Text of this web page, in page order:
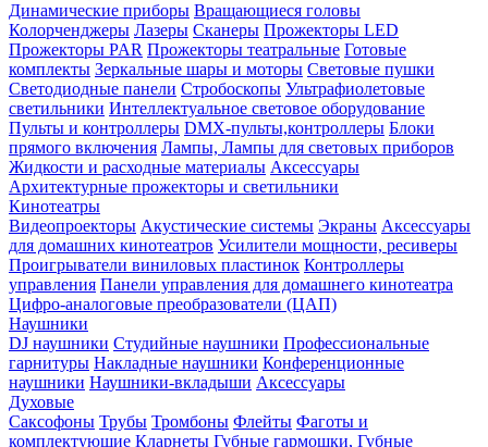
Динамические приборы Вращающиеся головы
Колорченджеры Лазеры Сканеры Прожекторы LED
Прожекторы PAR Прожекторы театральные Готовые
комплекты Зеркальные шары и моторы Световые пушки
Светодиодные панели Стробоскопы Ультрафиолетовые
светильники Интеллектуальное световое оборудование
Пульты и контроллеры DMX-пульты,контроллеры Блоки
прямого включения Лампы, Лампы для световых приборов
Жидкости и расходные материалы Аксессуары
Архитектурные прожекторы и светильники
Кинотеатры
Видеопроекторы Акустические системы Экраны Аксессуары
для домашних кинотеатров Усилители мощности, ресиверы
Проигрыватели виниловых пластинок Контроллеры
управления Панели управления для домашнего кинотеатра
Цифро-аналоговые преобразователи (ЦАП)
Наушники
DJ наушники Студийные наушники Профессиональные
гарнитуры Накладные наушники Конференционные
наушники Наушники-вкладыши Аксессуары
Духовые
Саксофоны Трубы Тромбоны Флейты Фаготы и
комплектующие Кларнеты Губные гармошки, Губные